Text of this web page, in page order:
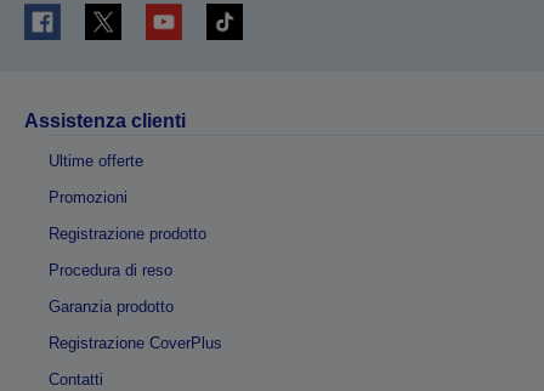
Assistenza clienti
Ultime offerte
Promozioni
Registrazione prodotto
Procedura di reso
Garanzia prodotto
Registrazione CoverPlus
Contatti